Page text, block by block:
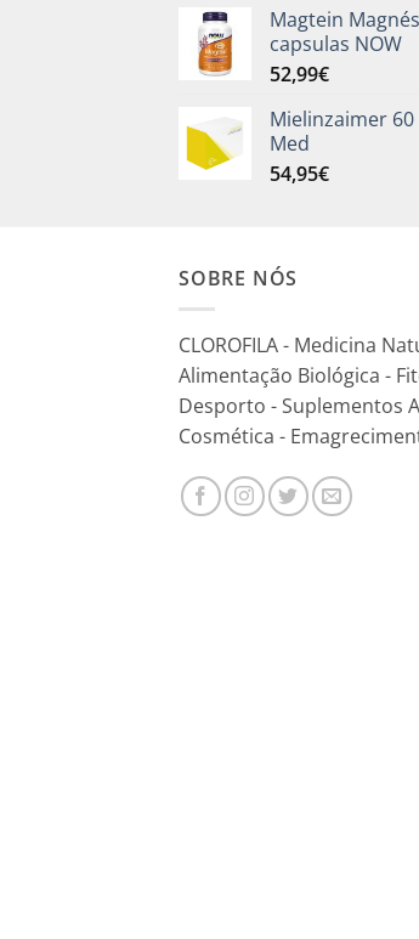
Magtein
capsulas NOW
52,99€
Mielinzaimer 60
Med
54,95€
SOBRE NÓS
CLOROFILA - Medicina
Alimentação Biológica -
Desporto - Suplementos
Cosmética -